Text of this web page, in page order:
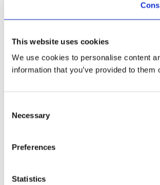
This website uses cookies
We use cookies to personalise content
information that you’ve provided to
Selection
Necessary
Preferences
Statistics